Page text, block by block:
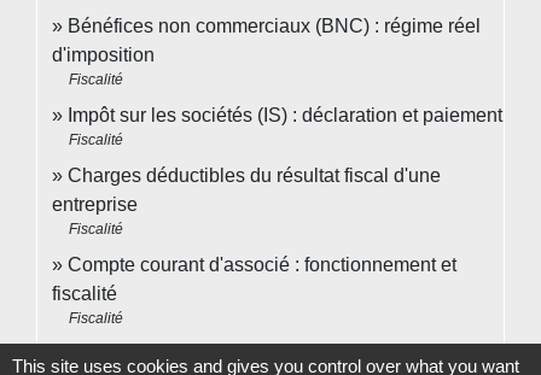
Bénéfices non commerciaux (BNC) : régime réel
d'imposition
Fiscalité
Impôt sur les sociétés (IS) : déclaration et paiement
Fiscalité
Charges déductibles du résultat fiscal d'une
entreprise
Fiscalité
Compte courant d'associé : fonctionnement et
fiscalité
Fiscalité
This site uses cookies and gives you control over what you want